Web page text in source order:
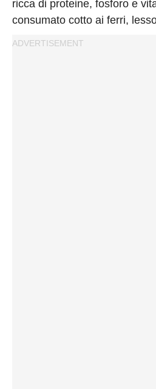
ricca di proteine, fosforo e
consumato cotto ai ferri,